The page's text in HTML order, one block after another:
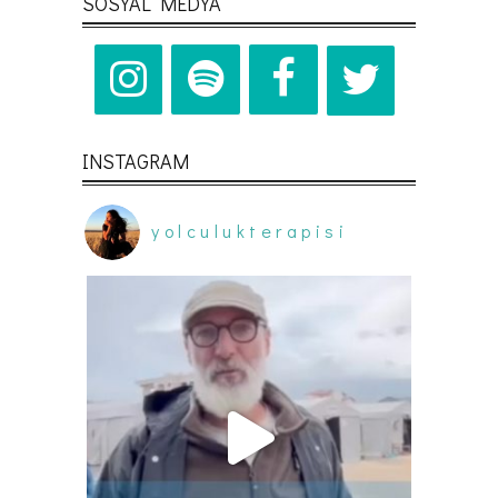
INSTAGRAM
yolculukterapisi